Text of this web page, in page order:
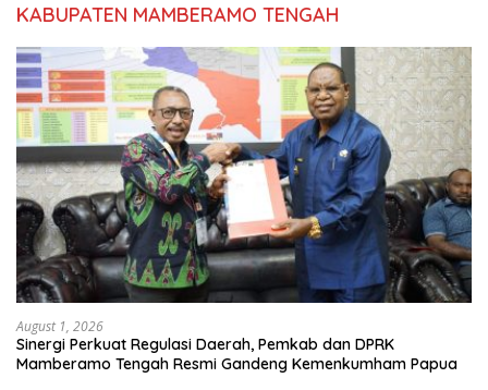
KABUPATEN MAMBERAMO TENGAH
August 1, 2026
Sinergi Perkuat Regulasi Daerah, Pemkab dan DPRK
Mamberamo Tengah Resmi Gandeng Kemenkumham Papua